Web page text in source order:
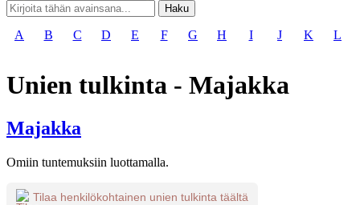
Haku
A B C D E F G H I J K L
Unien tulkinta - Majakka
Majakka
Omiin tuntemuksiin luottamalla.
Tilaa henkilökohtainen unien tulkinta täältä